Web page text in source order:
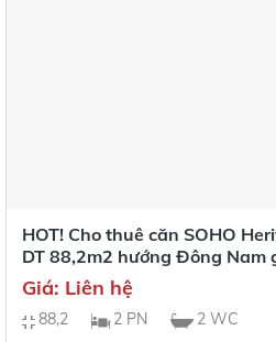
HOT! Cho thuê căn SOHO
DT 88,2m2 hướng Đông Nam
Giá: Liên hệ
88,2 2 PN 2 WC